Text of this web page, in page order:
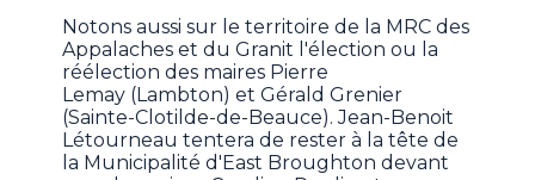
Notons aussi sur le territoire de la MRC des
Appalaches et du Granit l'élection ou la
réélection des maires Pierre
Lemay (Lambton) et Gérald Grenier
(Sainte-Clotilde-de-Beauce). Jean-Benoit
Létourneau tentera de rester à la tête de
la Municipalité d'East Broughton devant